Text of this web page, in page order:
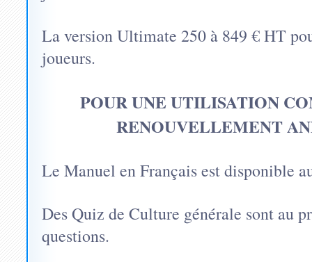
La version Ultimate 250 à 849 € HT
joueurs.
POUR UNE UTILISATION
RENOUVELLEMENT
Le Manuel en Français est disponible
Des Quiz de Culture générale sont au
questions.